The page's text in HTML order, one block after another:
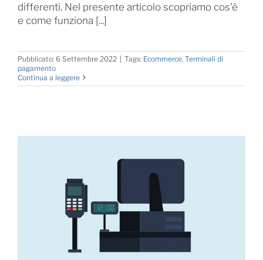
differenti. Nel presente articolo scopriamo cos'è
e come funziona [...]
Pubblicato: 6 Settembre 2022 Tags: Ecommerce, Terminali di
pagamento
Continua a leggere